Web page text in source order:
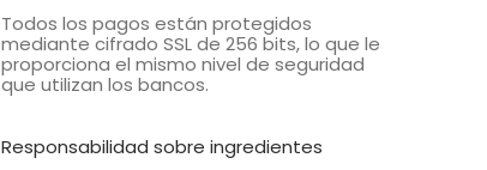
Todos los pagos están protegidos
mediante cifrado SSL de 256 bits, lo que le
proporciona el mismo nivel de seguridad
que utilizan los bancos.
Responsabilidad sobre ingredientes